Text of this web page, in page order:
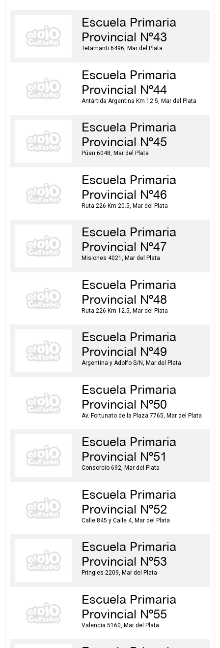
Escuela Primaria
Provincial Nº43
Tetamanti 6496, Mar del Plata
Escuela Primaria
Provincial Nº44
Antártida Argentina Km 12.5, Mar del Plata
Escuela Primaria
Provincial Nº45
Púan 6048, Mar del Plata
Escuela Primaria
Provincial Nº46
Ruta 226 Km 20.5, Mar del Plata
Escuela Primaria
Provincial Nº47
Misiones 4021, Mar del Plata
Escuela Primaria
Provincial Nº48
Ruta 226 Km 12.5, Mar del Plata
Escuela Primaria
Provincial Nº49
Argentina y Adolfo S/N, Mar del Plata
Escuela Primaria
Provincial Nº50
Av. Fortunato de la Plaza 7765, Mar del Plata
Escuela Primaria
Provincial Nº51
Consorcio 692, Mar del Plata
Escuela Primaria
Provincial Nº52
Calle 845 y Calle 4, Mar del Plata
Escuela Primaria
Provincial Nº53
Pringles 2209, Mar del Plata
Escuela Primaria
Provincial Nº55
Valencia 5160, Mar del Plata